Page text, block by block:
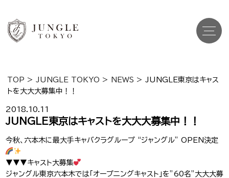
Cast キャスト一覧
Gravure グラビア
Recruit Cast キャスト求人
TOP > JUNGLE TOKYO > NEWS > JUNGLE東京はキャス
トを大大大募集中！！
2018.10.11
JUNGLE東京はキャストを大大大募集中！！
今秋、六本木に最大手キャバクラグループ “ジャングル” OPEN決定
▼▼▼キャスト大募集
ジャングル東京六本木では「オープニングキャスト」を”60名”大大大募